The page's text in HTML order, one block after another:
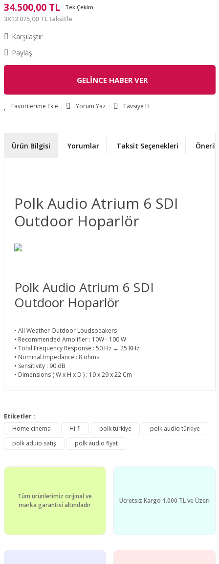
34.500,00 TL Tek Çekim
3X12.075,00 TL taksitle
Karşılaştır
Paylaş
GELİNCE HABER VER
Yorum Yaz Tavsiye Et
Ürün Bilgisi Yorumlar Taksit Seçenekleri
Polk Audio Atrium 6 SDI
Outdoor Hoparlör
Polk Audio Atrium 6 SDI
Outdoor Hoparlör
• All Weather Outdoor Loudspeakers
• Recommended Amplifier : 10W - 100 W
• Total Frequency Response : 50 Hz → 25 KHz
• Nominal Impedance : 8 ohms
• Sensitivity : 90 dB
• Dimensions ( W x H x D ) : 19 x 29 x 22 Cm
Yorum Yaz
konularda yetersiz gördüğünüz noktaları öneri formunu
Görüş ve önerileriniz için teşekkür ederiz.
Ürün açıklamasında eksik bilgiler bulunuyor.
Ürün fiyatı diğer sitelerden daha pahalı.
Etiketler :
Home cinema
Hi-fi polk türkiye
polk audio türkiye
polk aduio satış
polk audio fiyat
Tüm ürünlerimiz orijinal ve
marka garantisi altındadır
Ücretsiz Kargo 1.000 TL ve Üzeri